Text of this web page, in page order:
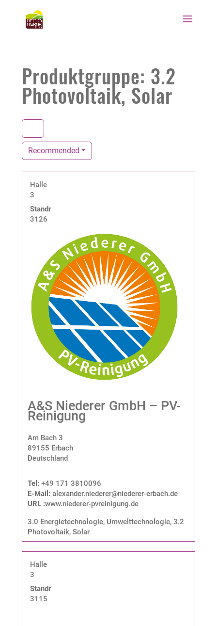
Produktgruppe: 3.2
Photovoltaik, Solar
Recommended
Halle
3
Standnummer:
3126
A&S Niederer GmbH – PV-
Reinigung
Am Bach 3
89155 Erbach
Deutschland
Tel: +49 171 3810096
E-Mail: alexander.niederer@niederer-erbach.de
URL :www.niederer-pvreinigung.de
3.0 Energietechnologie, Umwelttechnologie, 3.2
Photovoltaik, Solar
Halle
3
Standnummer:
3115